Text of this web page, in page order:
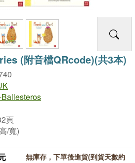
(附音檔QRcode)(共3本)
頁
/寬)
無庫存，下單後進貨(到貨天數約